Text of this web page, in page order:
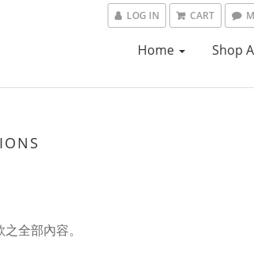
LOG IN CART
Home Shop
全部內容。